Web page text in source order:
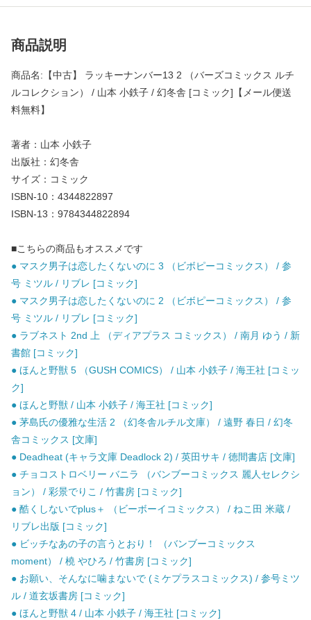
商品説明
商品名:【中古】 ラッキーナンバー13 2 （バーズコミックス ルチ
ルコレクション） / 山本 小鉄子 / 幻冬舎 [コミック]【メール便送
料無料】
著者：山本 小鉄子
出版社：幻冬舎
サイズ：コミック
ISBN-10：4344822897
ISBN-13：9784344822894
■こちらの商品もオススメです
● マスク男子は恋したくないのに 3 （ビボピーコミックス） / 参
号 ミツル / リブレ [コミック]
● マスク男子は恋したくないのに 2 （ビボピーコミックス） / 参
号 ミツル / リブレ [コミック]
● ラブネスト 2nd 上 （ディアプラス コミックス） / 南月 ゆう / 新
書館 [コミック]
● ほんと野獣 5 （GUSH COMICS） / 山本 小鉄子 / 海王社 [コミッ
ク]
● ほんと野獣 / 山本 小鉄子 / 海王社 [コミック]
● 茅島氏の優雅な生活 2 （幻冬舎ルチル文庫） / 遠野 春日 / 幻冬
舎コミックス [文庫]
● Deadheat (キャラ文庫 Deadlock 2) / 英田サキ / 徳間書店 [文庫]
● チョコストロベリー バニラ （バンブーコミックス 麗人セレクシ
ョン） / 彩景でりこ / 竹書房 [コミック]
● 酷くしないでplus＋ （ビーボーイコミックス） / ねこ田 米蔵 /
リブレ出版 [コミック]
● ビッチなあの子の言うとおり！ （バンブーコミックス
moment） / 橈 やひろ / 竹書房 [コミック]
● お願い、そんなに噛まないで (ミケプラスコミックス) / 参号ミツ
ル / 道玄坂書房 [コミック]
● ほんと野獣 4 / 山本 小鉄子 / 海王社 [コミック]